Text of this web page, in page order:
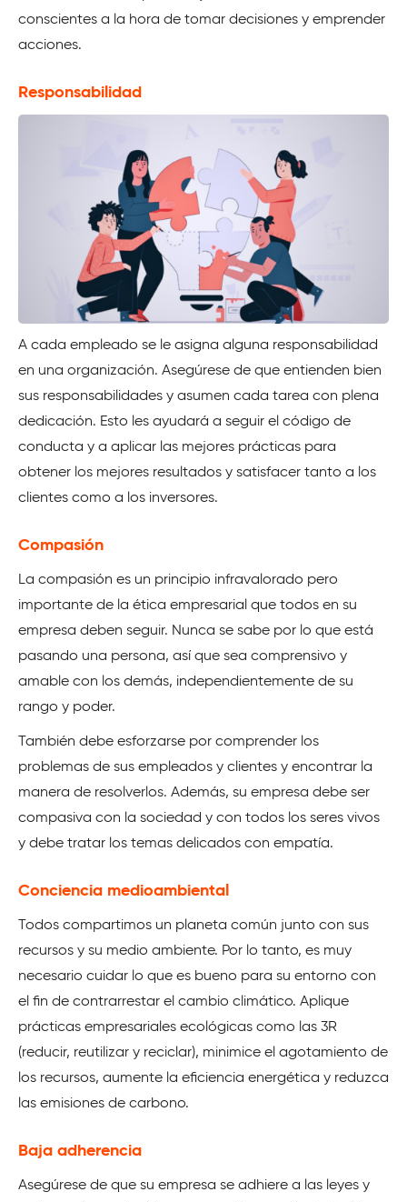
conscientes a la hora de tomar decisiones y emprender
acciones.
Responsabilidad
A cada empleado se le asigna alguna responsabilidad
en una organización. Asegúrese de que entienden bien
sus responsabilidades y asumen cada tarea con plena
dedicación. Esto les ayudará a seguir el código de
conducta y a aplicar las mejores prácticas para
obtener los mejores resultados y satisfacer tanto a los
clientes como a los inversores.
Compasión
La compasión es un principio infravalorado pero
importante de la ética empresarial que todos en su
empresa deben seguir. Nunca se sabe por lo que está
pasando una persona, así que sea comprensivo y
amable con los demás, independientemente de su
rango y poder.
También debe esforzarse por comprender los
problemas de sus empleados y clientes y encontrar la
manera de resolverlos. Además, su empresa debe ser
compasiva con la sociedad y con todos los seres vivos
y debe tratar los temas delicados con empatía.
Conciencia medioambiental
Todos compartimos un planeta común junto con sus
recursos y su medio ambiente. Por lo tanto, es muy
necesario cuidar lo que es bueno para su entorno con
el fin de contrarrestar el cambio climático. Aplique
prácticas empresariales ecológicas como las 3R
(reducir, reutilizar y reciclar), minimice el agotamiento de
los recursos, aumente la eficiencia energética y reduzca
las emisiones de carbono.
Baja adherencia
Asegúrese de que su empresa se adhiere a las leyes y